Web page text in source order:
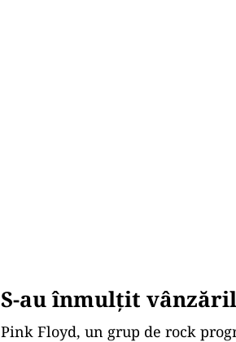
S-au înmulțit
Pink Floyd, un grup de rock